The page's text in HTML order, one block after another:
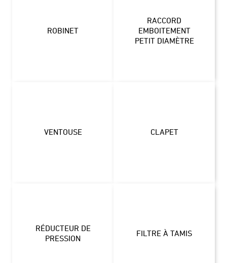
ROBINET
RACCORD
EMBOITEMENT
PETIT DIAMÈTRE
VENTOUSE CLAPET
RÉDUCTEUR DE
PRESSION
FILTRE À TAMIS